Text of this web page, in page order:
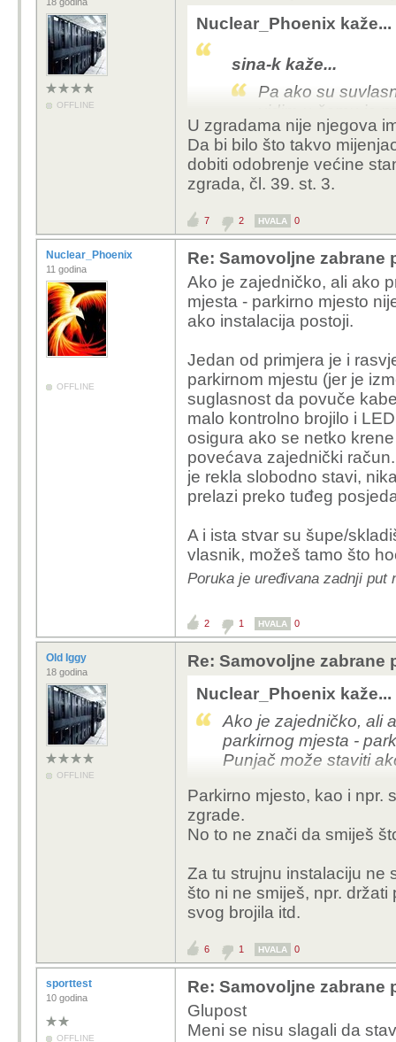
OFFLINE
Nuclear_Phoenix kaže...
sina-k kaže...
Pa ako su
vidim u čemu je
Nijedan zakon/
odnosima i Ustava. Ti
imovine
U zgradama nije njegova
Da bi bilo što takvo
dobiti odobrenje većine
zgrada, čl. 39. st. 3.
7 2 HVALA 0
Nuclear_Phoenix
11 godina
OFFLINE
Re: Samovoljne
Ako je zajedničko, ali ako
mjesta - parkirno mjesto
ako instalacija postoji.
Jedan od primjera je i
parkirnom mjestu (jer je
suglasnost da povuče
malo kontrolno brojilo i
osigura ako se netko
povećava zajednički
je rekla slobodno stavi,
prelazi preko tuđeg
A i ista stvar su šupe/
vlasnik, možeš tamo što
Poruka je uređivana zadnji put
2 1 HVALA 0
Old Iggy
18 godina
OFFLINE
Re: Samovoljne
Nuclear_Phoenix kaže...
Ako je zajedničko, ali
parkirnog mjesta -
Punjač može staviti
Jedan od primjera je i
svom parkirnom
nikakva posebna
je stavio tek toliko da
pametan da njegova
Upravitelj zgrade
tuđeg posjeda.
A i ista stvar su šupe/
kojih si ti vlasnik,
zabraniti.
Parkirno mjesto, kao i npr.
zgrade.
No to ne znači da smiješ
Za tu strujnu instalaciju ne
što ni ne smiješ, npr.
svog brojila itd.
6 1 HVALA 0
sporttest
10 godina
OFFLINE
Re: Samovoljne
Glupost
Meni se nisu slagali da